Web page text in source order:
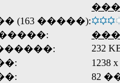
(163 �����):
232
1238
82